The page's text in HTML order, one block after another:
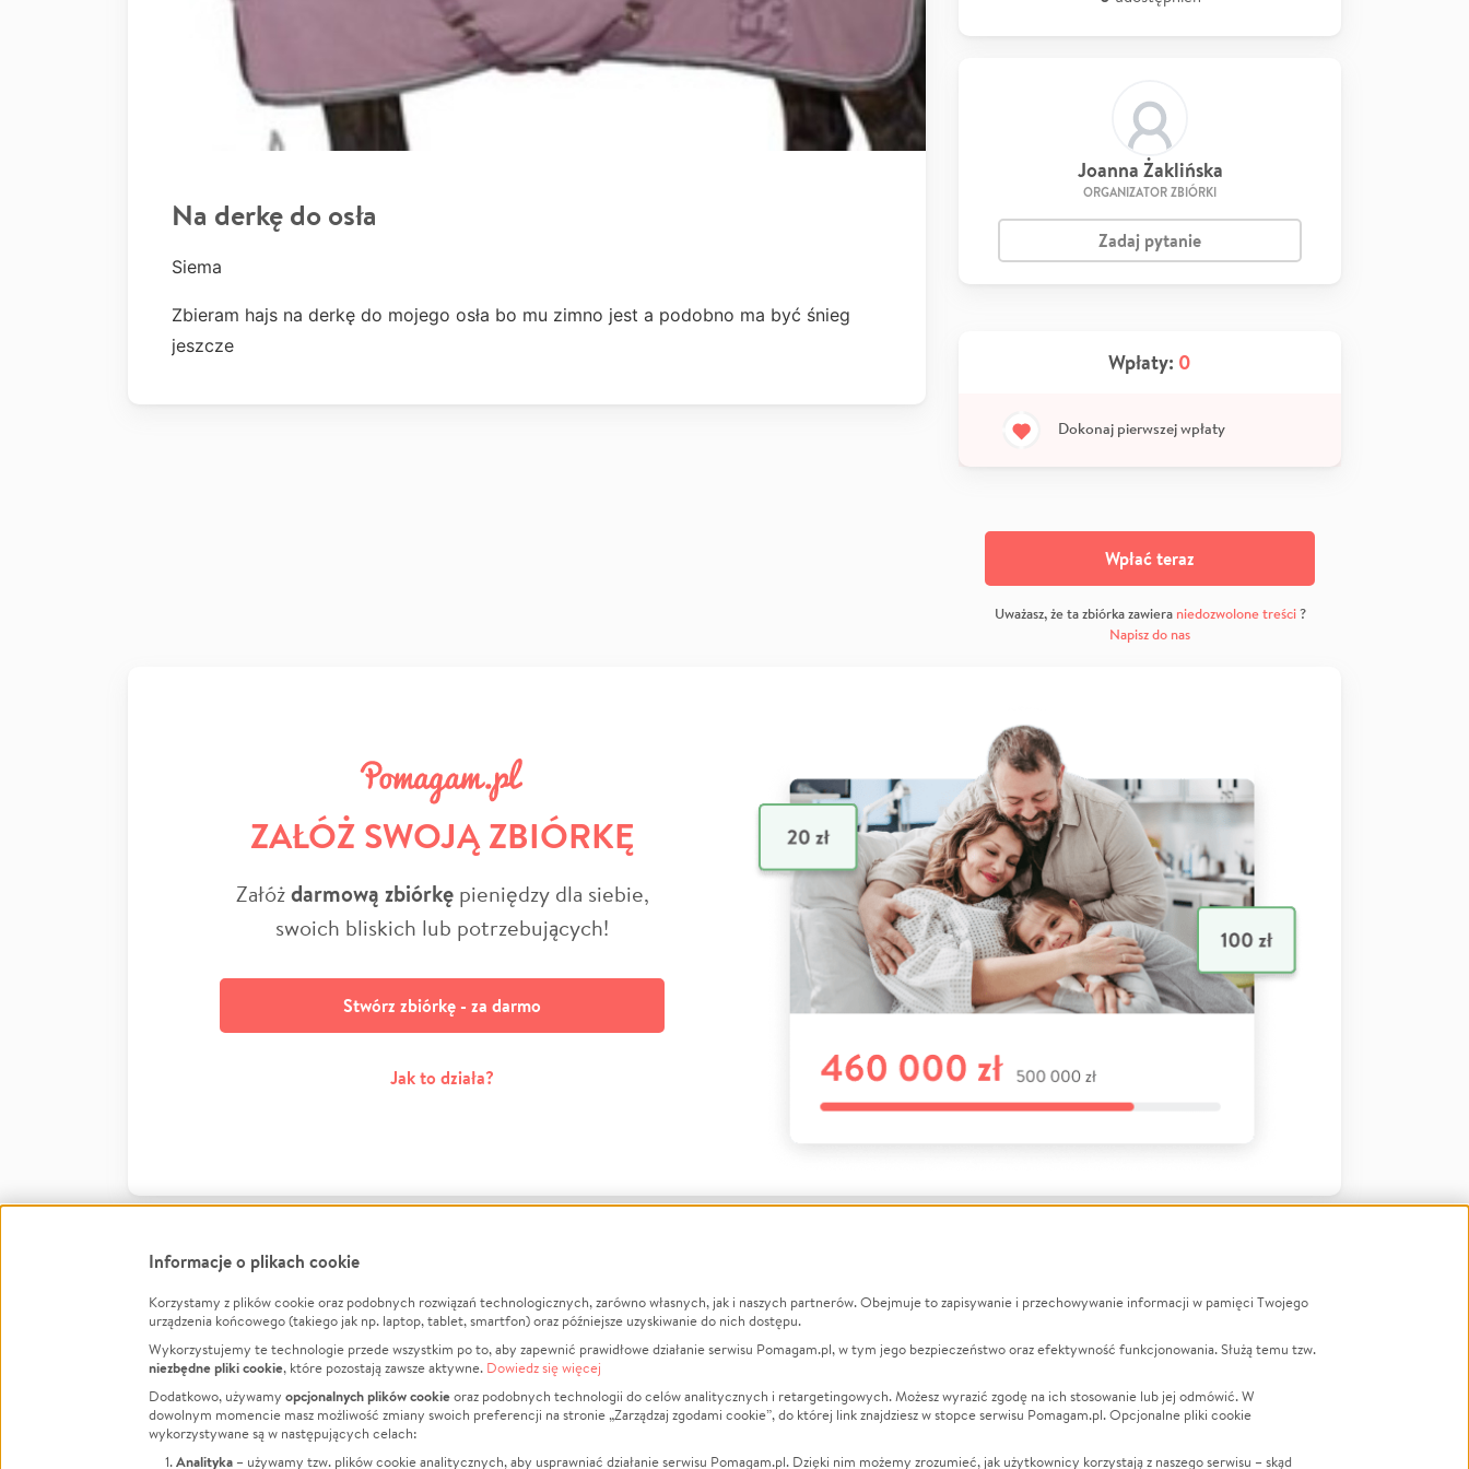
Na derkę do osła
Siema
Zbieram hajs na derkę do mojego osła bo mu zimno jest a podobno ma być śnieg
jeszcze
Joanna Żaklińska
ORGANIZATOR ZBIÓRKI
Zadaj pytanie
Wpłaty: 0
Dokonaj pierwszej wpłaty
Wpłać teraz
Uważasz, że ta zbiórka zawiera niedozwolone treści?
Napisz do nas
ZAŁÓŻ SWOJĄ ZBIÓRKĘ
Załóżdarmową zbiórkępieniędzy dla siebie,
swoich bliskich lub potrzebujących!
Stwórz zbiórkę - za darmo
Jak to działa?
FacebookTwitter Instagram
LinkedInTikTok Youtube
Informacje
Jak to działa?
Regulamin
Polityka Prywatności
O nas
Opinie
Raporty
Za darmo
Zbieraj na
Leczenie
Zwierzęta
Pożar
LGBTQ+
Powódź
Wichura
Informacje o plikach cookie
Korzystamy z plików cookie oraz podobnych rozwiązań technologicznych, zarówno własnych, jak i naszych partnerów. Obejmuje to zapisywanie i przechowywanie informacji w pamięci Twojego
urządzenia końcowego (takiego jak np. laptop, tablet, smartfon) oraz późniejsze uzyskiwanie do nich dostępu.
Wykorzystujemy te technologie przede wszystkim po to, aby zapewnić prawidłowe działanie serwisu Pomagam.pl, w tym jego bezpieczeństwo oraz efektywność funkcjonowania. Służą temu tzw.
niezbędne pliki cookie, które pozostają zawsze aktywne. Dowiedz się więcej
Dodatkowo, używamy opcjonalnych plików cookieoraz podobnych technologii do celów analitycznych i retargetingowych. Możesz wyrazić zgodę na ich stosowanie lub jej odmówić. W
dowolnym momencie masz możliwość zmiany swoich preferencji na stronie „Zarządzaj zgodami cookie”, do której link znajdziesz w stopce serwisu Pomagam.pl. Opcjonalne pliki cookie
wykorzystywane są w następujących celach:
Analityka – używamy tzw. plików cookie analitycznych, aby usprawniać działanie serwisu Pomagam.pl. Dzięki nim możemy zrozumieć, jak użytkownicy korzystają z naszego serwisu – skąd